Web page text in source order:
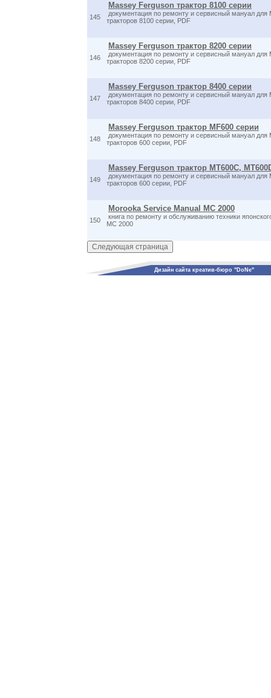
145
Massey Ferguson трактор 8100 серии
документация по ремонту и сервисный мануал для
тракторов 8100 серии, PDF
146
Massey Ferguson трактор 8200 серии
документация по ремонту и сервисный мануал для
тракторов 8200 серии, PDF
147
Massey Ferguson трактор 8400 серии
документация по ремонту и сервисный мануал для
тракторов 8400 серии, PDF
148
Massey Ferguson трактор MF600 серии
документация по ремонту и сервисный мануал для
тракторов 600 серии, PDF
149
Massey Ferguson трактор MT600C,
документация по ремонту и сервисный мануал для
тракторов 600 серии, PDF
150
Morooka Service Manual MC 2000
книга по ремонту и обслуживанию техники
MC 2000
Дизайн сайта креатив-бюро "DoNe"